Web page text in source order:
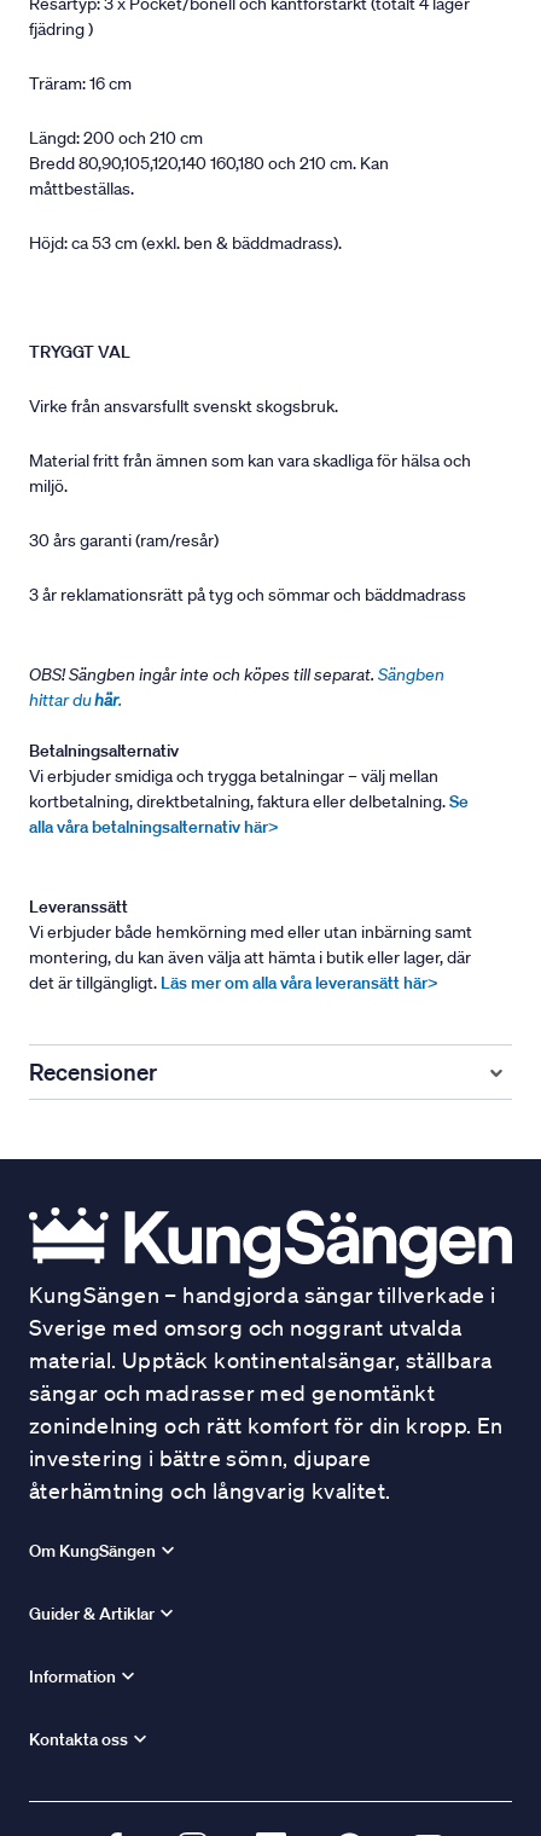
fjädring )
Träram: 16 cm
Längd: 200 och 210 cm
Bredd 80,90,105,120,140 160,180 och 210 cm. Kan
måttbeställas.
Höjd: ca 53 cm (exkl. ben & bäddmadrass).
TRYGGT VAL
Virke från ansvarsfullt svenskt skogsbruk.
Material fritt från ämnen som kan vara skadliga för hälsa och
miljö.
30 års garanti (ram/resår)
3 år reklamationsrätt på tyg och sömmar och bäddmadrass
OBS! Sängben ingår inte och köpes till separat. Sängben
hittar duhär.
Betalningsalternativ
Vi erbjuder smidiga och trygga betalningar – välj mellan
kortbetalning, direktbetalning, faktura eller delbetalning.Se
alla våra betalningsalternativ här>
Leveranssätt
Vi erbjuder både hemkörning med eller utan inbärning samt
montering, du kan även välja att hämta i butik eller lager, där
det är tillgängligt. Läs mer om alla våra leveransätt här>
Recensioner
KungSängen – handgjorda sängar tillverkade i
Sverige med omsorg och noggrant utvalda
material. Upptäck kontinentalsängar, ställbara
sängar och madrasser med genomtänkt
zonindelning och rätt komfort för din kropp. En
investering i bättre sömn, djupare
återhämtning och långvarig kvalitet.
Om KungSängen
Guider & Artiklar
Information
Kontakta oss